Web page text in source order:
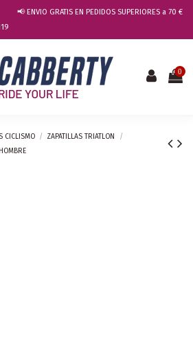
📢 ENVIO GRATIS EN PEDIDOS SUPERIORES a 70 €
0
CICLISMO
ZAPATILLAS TRIATLON